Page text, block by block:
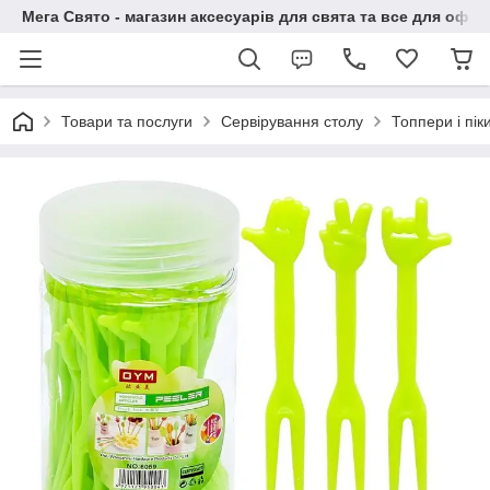
Мега Свято - магазин аксесуарів для свята та все для
Товари та послуги Сервірування столу Топпери і